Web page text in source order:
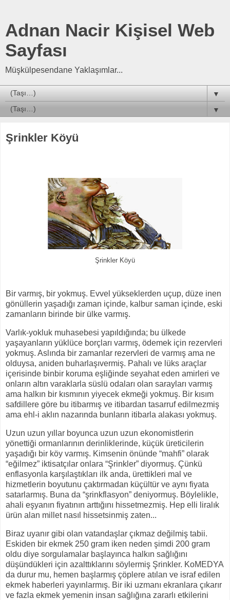
Adnan Nacir Kişisel Web
Sayfası
Müşkülpesendane Yaklaşımlar...
▼
▼
Şrinkler Köyü
Şrinkler Köyü
Bir varmış, bir yokmuş. Evvel yükseklerden uçup, düze inen
gönüllerin yaşadığı zaman içinde, kalbur saman içinde, eski
zamanların birinde bir ülke varmış.
Varlık-yokluk muhasebesi yapıldığında; bu ülkede
yaşayanların yüklüce borçları varmış, ödemek için rezervleri
yokmuş. Aslında bir zamanlar rezervleri de varmış ama ne
olduysa, aniden buharlaşıvermiş. Pahalı ve lüks araçlar
içerisinde binbir koruma eşliğinde seyahat eden amirleri ve
onların altın varaklarla süslü odaları olan sarayları varmış
ama halkın bir kısmının yiyecek ekmeği yokmuş. Bir kısım
safdillere göre bu itibarmış ve itibardan tasarruf edilmezmiş
ama ehl-i aklın nazarında bunların itibarla alakası yokmuş.
Uzun uzun yıllar boyunca uzun uzun ekonomistlerin
yönettiği ormanlarının derinliklerinde, küçük üreticilerin
yaşadığı bir köy varmış. Kimsenin önünde “mahfi” olarak
“eğilmez” iktisatçılar onlara “Şrinkler” diyormuş. Çünkü
enflasyonla karşılaştıkları ilk anda, ürettikleri mal ve
hizmetlerin boyutunu çaktırmadan küçültür ve aynı fiyata
satarlarmış. Buna da “şrinkflasyon” deniyormuş. Böylelikle,
ahali eşyanın fiyatının arttığını hissetmezmiş. Hep elli liralık
ürün alan millet nasıl hissetsinmiş zaten...
Biraz uyanır gibi olan vatandaşlar çıkmaz değilmiş tabii.
Eskiden bir ekmek 250 gram iken neden şimdi 200 gram
oldu diye sorgulamalar başlayınca halkın sağlığını
düşündükleri için azalttıklarını söylermiş Şrinkler. KoMEDYA
da durur mu, hemen başlarmış çöplere atılan ve israf edilen
ekmek haberleri yayınlarmış. Bir iki uzmanı ekranlara çıkarır
ve fazla ekmek yemenin insan sağlığına zararlı etkilerini